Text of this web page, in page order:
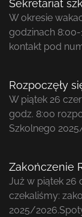
Sekretariat
W okresie
godzinach
kontakt pod
Rozpoczęły
W piątek 26
godz. 8:00
Szkolnego
Zakończenie
Już w piątek 26
czekaliśmy:
2025/